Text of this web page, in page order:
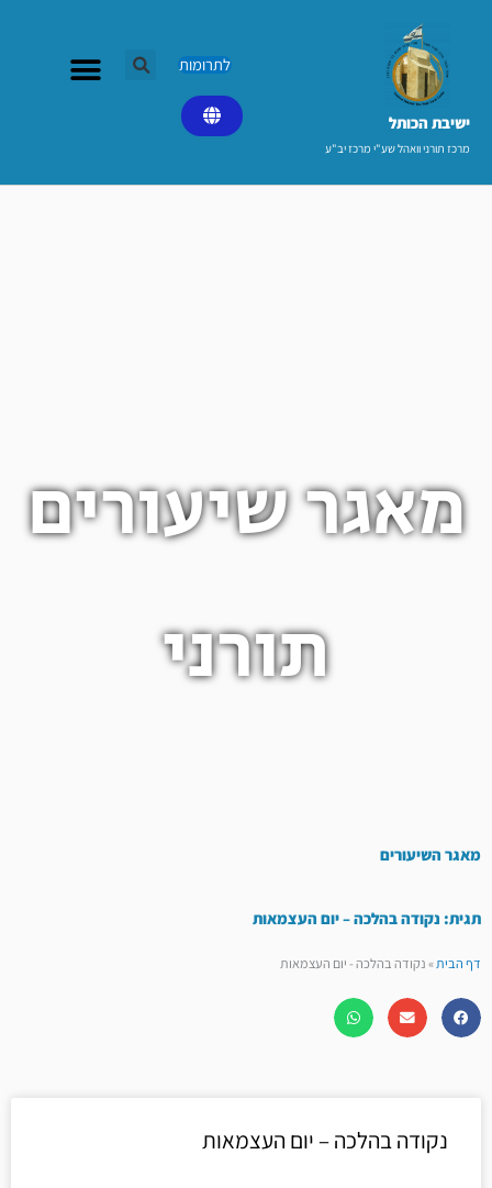
ישיבת הכותל​
מרכז תורני וואהל שע"י מרכז יב"ע
לתרומות
מאגר שיעורים
תורני
מאגר השיעורים
תגית: נקודה בהלכה – יום העצמאות
דף הבית»נקודה בהלכה - יום העצמאות
נקודה בהלכה – יום העצמאות